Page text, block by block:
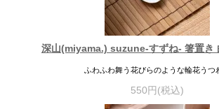
深山(miyama.) suzune-すずね- 箸置き
ふわふわ舞う花びらのような輪花うつ
550円(税込)